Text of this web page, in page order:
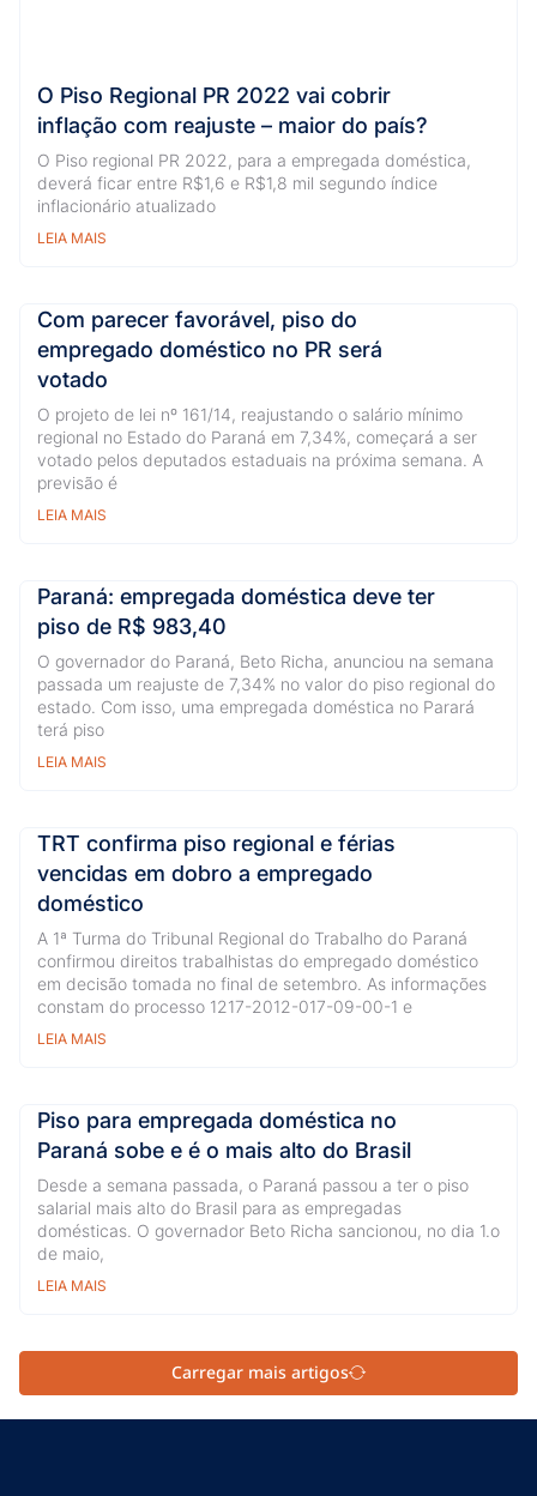
O Piso Regional PR 2022 vai cobrir
inflação com reajuste – maior do país?
O Piso regional PR 2022, para a empregada doméstica,
deverá ficar entre R$1,6 e R$1,8 mil segundo índice
inflacionário atualizado
LEIA MAIS
Com parecer favorável, piso do
empregado doméstico no PR será
votado
O projeto de lei nº 161/14, reajustando o salário mínimo
regional no Estado do Paraná em 7,34%, começará a ser
votado pelos deputados estaduais na próxima semana. A
previsão é
LEIA MAIS
Paraná: empregada doméstica deve ter
piso de R$ 983,40
O governador do Paraná, Beto Richa, anunciou na semana
passada um reajuste de 7,34% no valor do piso regional do
estado. Com isso, uma empregada doméstica no Parará
terá piso
LEIA MAIS
TRT confirma piso regional e férias
vencidas em dobro a empregado
doméstico
A 1ª Turma do Tribunal Regional do Trabalho do Paraná
confirmou direitos trabalhistas do empregado doméstico
em decisão tomada no final de setembro. As informações
constam do processo 1217-2012-017-09-00-1 e
LEIA MAIS
Piso para empregada doméstica no
Paraná sobe e é o mais alto do Brasil
Desde a semana passada, o Paraná passou a ter o piso
salarial mais alto do Brasil para as empregadas
domésticas. O governador Beto Richa sancionou, no dia 1.o
de maio,
LEIA MAIS
Carregar mais artigos